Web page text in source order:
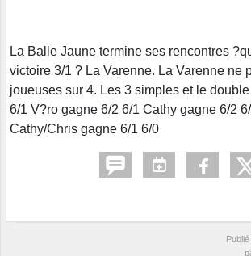
La Balle Jaune termine ses rencontres
victoire 3/1 ? La Varenne. La Varenne ne
joueuses sur 4. Les 3 simples et le
6/1 V?ro gagne 6/2 6/1 Cathy gagne 6/2
Cathy/Chris gagne 6/1 6/0
Publié